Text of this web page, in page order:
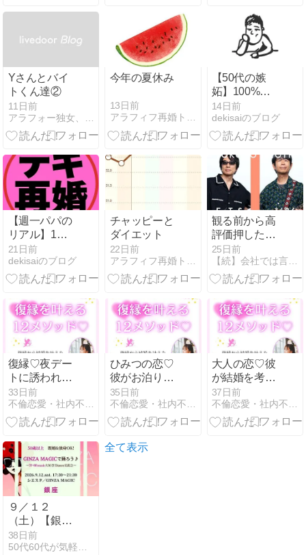
Yさんとバイ
トくん達②
11日前
今年の夏休み
13日前
【50代の嫉
妬】100%割
り切っていた
はずの自分に
起こった「意
14日前
dekisaiのブログ
【週一パパの
リアル】1週
間ぶりに会っ
た1歳半の反
応と百合子の
21日前
dekisaiのブログ
チャッピーと
ダイエット
22日前
観る前から高
評価押したま
ん
25日前
【続】会社では言えないこと。
復縁♡夜デー
トに誘われる
方法♪花田りな
33日前
ひみつの恋♡
彼がお泊りデ
ートを企画し
てくれる方法♪
花田りな
35日前
大人の恋♡彼
が結婚を考え
てくれるよう
になる方法♪花
田りな
37日前
９／１２
（土）【銀
座】５０歳以
上・既婚＆独
38日前
全て表示